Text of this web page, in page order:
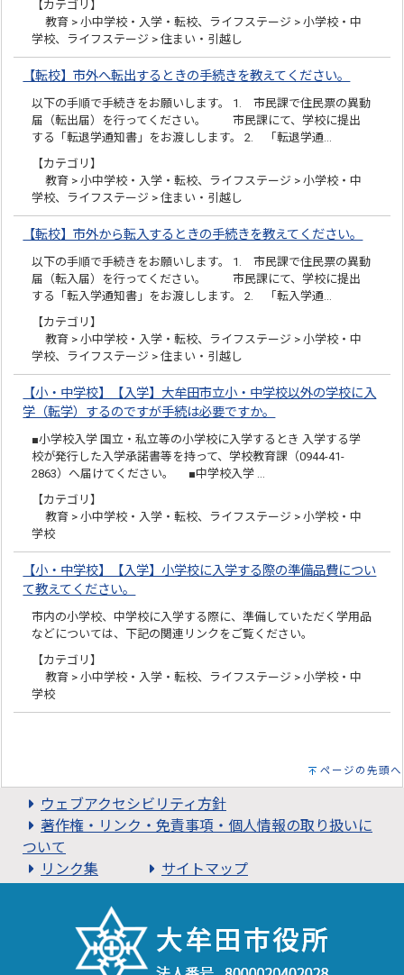
【カテゴリ】
教育 > 小中学校・入学・転校、ライフステージ > 小学校・中
学校、ライフステージ > 住まい・引越し
【転校】市外へ転出するときの手続きを教えてください。
以下の手順で手続きをお願いします。 1. 市民課で住民票の異動
届（転出届）を行ってください。 市民課にて、学校に提出
する「転退学通知書」をお渡しします。 2. 「転退学通…
【カテゴリ】
教育 > 小中学校・入学・転校、ライフステージ > 小学校・中
学校、ライフステージ > 住まい・引越し
【転校】市外から転入するときの手続きを教えてください。
以下の手順で手続きをお願いします。 1. 市民課で住民票の異動
届（転入届）を行ってください。 市民課にて、学校に提出
する「転入学通知書」をお渡しします。 2. 「転入学通…
【カテゴリ】
教育 > 小中学校・入学・転校、ライフステージ > 小学校・中
学校、ライフステージ > 住まい・引越し
【小・中学校】【入学】大牟田市立小・中学校以外の学校に入
学（転学）するのですが手続は必要ですか。
■小学校入学 国立・私立等の小学校に入学するとき 入学する学
校が発行した入学承諾書等を持って、学校教育課（0944-41-
2863）へ届けてください。 ■中学校入学 …
【カテゴリ】
教育 > 小中学校・入学・転校、ライフステージ > 小学校・中
学校
【小・中学校】【入学】小学校に入学する際の準備品費につい
て教えてください。
市内の小学校、中学校に入学する際に、準備していただく学用品
などについては、下記の関連リンクをご覧ください。
【カテゴリ】
教育 > 小中学校・入学・転校、ライフステージ > 小学校・中
学校
ページの先頭へ
ウェブアクセシビリティ方針
著作権・リンク・免責事項・個人情報の取り扱いに
ついて
リンク集
サイトマップ